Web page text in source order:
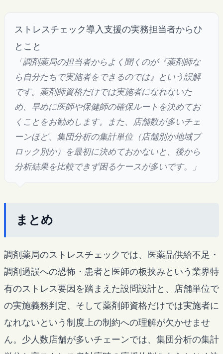
ストレスチェック導入支援の実務担当者からひ
とこと
「調剤薬局の担当者からよく聞くのが『薬剤師な
ら自分たちで実施者をできるのでは』という誤解
です。薬剤師資格だけでは実施者になれないた
め、早めに医師や保健師の確保ルートを決めてお
くことをお勧めします。また、店舗数が多いチェ
ーンほど、集団分析の集計単位（店舗別か地域ブ
ロック別か）を最初に決めておかないと、後から
分析結果を比較できず困るケースが多いです。」
まとめ
調剤薬局のストレスチェックでは、医薬品供給不足・
調剤過誤への恐怖・患者と医師の板挟みという業界特
有のストレス要因を踏まえた設問設計と、店舗単位で
の実施義務判定、そして薬剤師資格だけでは実施者に
なれないという制度上の制約への理解が欠かせませ
ん。少人数店舗が多いチェーンでは、集団分析の集計